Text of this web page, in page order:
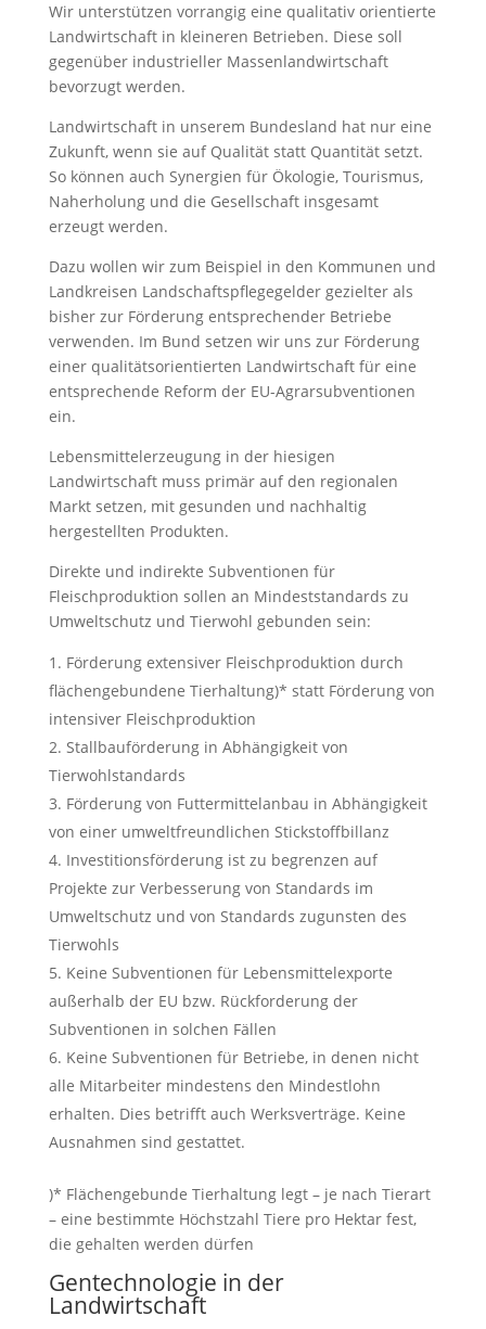
Wir unterstützen vorrangig eine qualitativ orientierte
Landwirtschaft in kleineren Betrieben. Diese soll
gegenüber industrieller Massenlandwirtschaft
bevorzugt werden.
Landwirtschaft in unserem Bundesland hat nur eine
Zukunft, wenn sie auf Qualität statt Quantität setzt.
So können auch Synergien für Ökologie, Tourismus,
Naherholung und die Gesellschaft insgesamt
erzeugt werden.
Dazu wollen wir zum Beispiel in den Kommunen und
Landkreisen Landschaftspflegegelder gezielter als
bisher zur Förderung entsprechender Betriebe
verwenden. Im Bund setzen wir uns zur Förderung
einer qualitätsorientierten Landwirtschaft für eine
entsprechende Reform der EU-Agrarsubventionen
ein.
Lebensmittelerzeugung in der hiesigen
Landwirtschaft muss primär auf den regionalen
Markt setzen, mit gesunden und nachhaltig
hergestellten Produkten.
Direkte und indirekte Subventionen für
Fleischproduktion sollen an Mindeststandards zu
Umweltschutz und Tierwohl gebunden sein:
Förderung extensiver Fleischproduktion durch
flächengebundene Tierhaltung)* statt Förderung von
intensiver Fleischproduktion
Stallbauförderung in Abhängigkeit von
Tierwohlstandards
Förderung von Futtermittelanbau in Abhängigkeit
von einer umweltfreundlichen Stickstoffbillanz
Investitionsförderung ist zu begrenzen auf
Projekte zur Verbesserung von Standards im
Umweltschutz und von Standards zugunsten des
Tierwohls
Keine Subventionen für Lebensmittelexporte
außerhalb der EU bzw. Rückforderung der
Subventionen in solchen Fällen
Keine Subventionen für Betriebe, in denen nicht
alle Mitarbeiter mindestens den Mindestlohn
erhalten. Dies betrifft auch Werksverträge. Keine
Ausnahmen sind gestattet.
)* Flächengebunde Tierhaltung legt – je nach Tierart
– eine bestimmte Höchstzahl Tiere pro Hektar fest,
die gehalten werden dürfen
Gentechnologie in der
Landwirtschaft